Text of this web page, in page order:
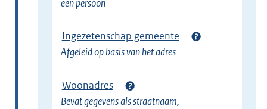
een persoon
Ingezetenschap gemeente
Afgeleid op basis van het adres
Woonadres
Bevat gegevens als straatnaam,